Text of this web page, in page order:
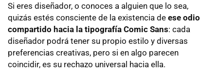
Si eres diseñador, o conoces a alguien que lo sea,
quizás estés consciente de la existencia de ese odio
compartido hacia la tipografía Comic Sans: cada
diseñador podrá tener su propio estilo y diversas
preferencias creativas, pero si en algo parecen
coincidir, es su rechazo universal hacia ella.